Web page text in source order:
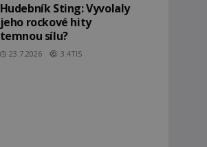
Hudebník Sting: Vyvolaly
jeho rockové hity
temnou sílu?
23.7.2026 3.4TIS